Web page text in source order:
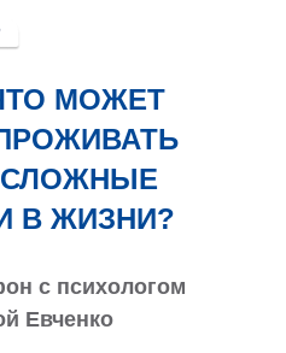
МОЖЕТ
В ЖИЗНИ?
с психологом
Евченко